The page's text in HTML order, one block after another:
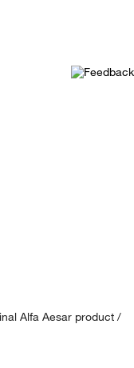
Alfa Aesar product /